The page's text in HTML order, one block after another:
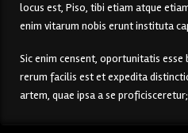
locus est, Piso, tibi etiam atque
enim vitarum nobis erunt instituta
Sic enim censent, oportunitatis esse
rerum facilis est et expedita
artem, quae ipsa a se proficisceretur;